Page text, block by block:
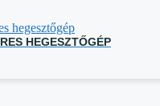
HEGESZTŐGÉP